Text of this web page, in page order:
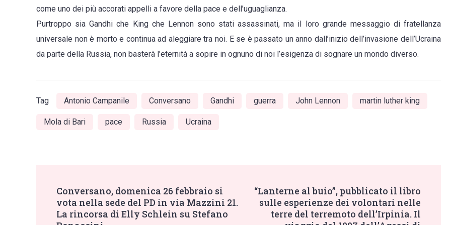
uccidere
o
morire.
[…].
come uno dei più accorati appelli a favore della pace e dell’uguaglianza.
Purtroppo sia Gandhi che King che Lennon sono stati assassinati, ma il loro grande messaggio di fratellanza
universale non è morto e continua ad aleggiare tra noi. E se è passato un anno dall’inizio dell’invasione dell’Ucraina
da parte della Russia, non basterà l’eternità a sopire in ognuno di noi l’esigenza di sognare un mondo diverso.
Tag Antonio Campanile Conversano Gandhi guerra John Lennon martin luther king
Mola di Bari pace Russia Ucraina
Post
Navigation
Conversano, domenica 26 febbraio si
vota nella sede del PD in via Mazzini 21.
La rincorsa di Elly Schlein su Stefano
“Lanterne al buio”, pubblicato il libro
sulle esperienze dei volontari nelle
terre del terremoto dell’Irpinia. Il